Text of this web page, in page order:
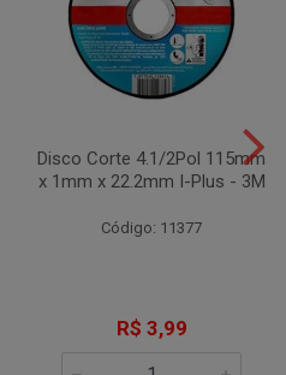
Disco Corte 4.1/2Pol 115mm
x 1mm x 22.2mm I-Plus - 3M
Código: 11377
R$ 3,99